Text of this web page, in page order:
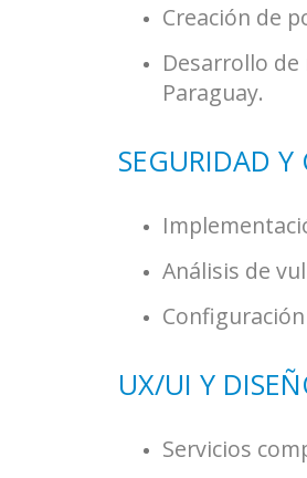
Creación de
Desarrollo
Paraguay.
SEGURIDAD Y
Análisis de
UX/UI Y
Servicios